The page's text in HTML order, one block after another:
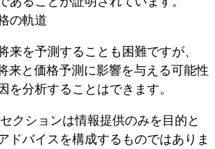
の軌道
来を予測することも困難ですが、
来と価格予測に影響を与える可能性
を分析することはできます。
クションは情報提供のみを目的と
ドバイスを構成するものではありま